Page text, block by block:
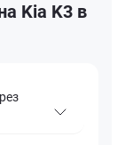
Kia K3 в